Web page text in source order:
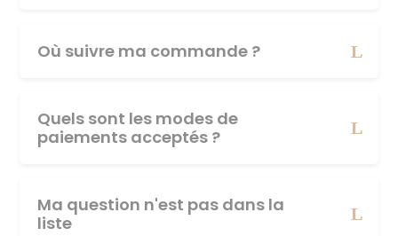
Où suivre ma commande ?
Quels sont les modes de
paiements acceptés ?
Ma question n'est pas dans la
liste